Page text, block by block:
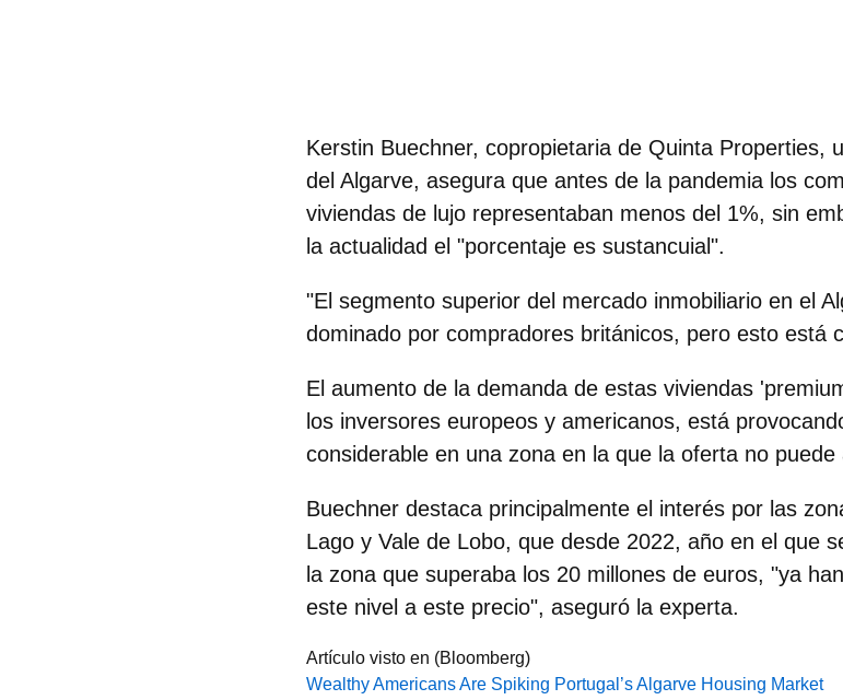
Kerstin Buechner, copropietaria de Quinta Properties,
del Algarve, asegura que antes de la pandemia los
viviendas de lujo representaban menos del 1%, sin
la actualidad el "porcentaje es sustancuial".
"El segmento superior del mercado inmobiliario en el
dominado por compradores británicos, pero esto está
El aumento de la demanda de estas viviendas
los inversores europeos y americanos, está
considerable en una zona en la que la oferta no
Buechner destaca principalmente el interés por las
Lago y Vale de Lobo, que desde 2022, año en el que
la zona que superaba los 20 millones de euros, "ya
este nivel a este precio", aseguró la experta.
Artículo visto en (Bloomberg)
Wealthy Americans Are Spiking Portugal’s Algarve Housing Market